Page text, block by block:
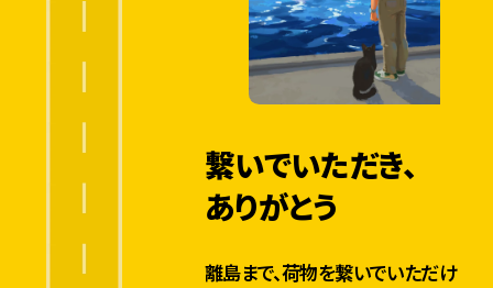
繋いでいただき、
ありがとう
離島まで、荷物を繋いでいただけ